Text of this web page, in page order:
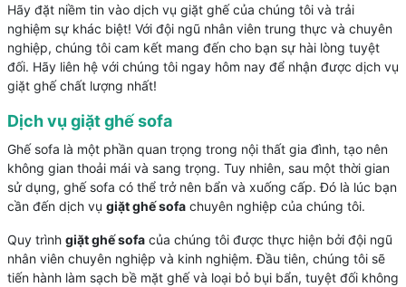
Hãy đặt niềm tin vào dịch vụ giặt ghế của chúng tôi và trải
nghiệm sự khác biệt! Với đội ngũ nhân viên trung thực và chuyên
nghiệp, chúng tôi cam kết mang đến cho bạn sự hài lòng tuyệt
đối. Hãy liên hệ với chúng tôi ngay hôm nay để nhận được dịch vụ
giặt ghế chất lượng nhất!
Dịch vụ giặt ghế sofa
Ghế sofa là một phần quan trọng trong nội thất gia đình, tạo nên
không gian thoải mái và sang trọng. Tuy nhiên, sau một thời gian
sử dụng, ghế sofa có thể trở nên bẩn và xuống cấp. Đó là lúc bạn
cần đến dịch vụ giặt ghế sofachuyên nghiệp của chúng tôi.
Quy trình giặt ghế sofacủa chúng tôi được thực hiện bởi đội ngũ
nhân viên chuyên nghiệp và kinh nghiệm. Đầu tiên, chúng tôi sẽ
tiến hành làm sạch bề mặt ghế và loại bỏ bụi bẩn, tuyệt đối không